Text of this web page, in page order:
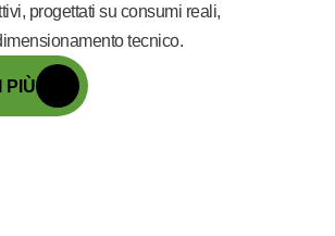
progettati su consumi reali,
tecnico.
PIÙ